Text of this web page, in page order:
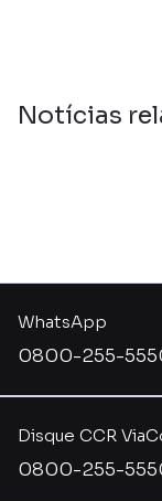
Notícias
Disque CCR
0800-255-
WhatsApp
0800-255-